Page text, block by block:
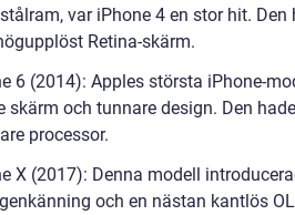
var iPhone 4 en stor hit.
Retina-skärm.
6 (2014): Apples största iPhone-
skärm och tunnare design. Den
processor.
X (2017): Denna modell
och en nästan kantlös